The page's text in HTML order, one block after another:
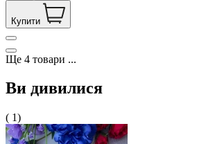
Купити
Ще 4 товари ...
Ви дивилися
( 1)